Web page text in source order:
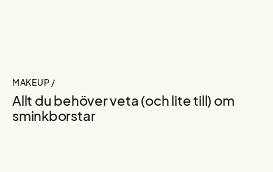
MAKEUP /
Allt du behöver veta (och lite till) om
sminkborstar